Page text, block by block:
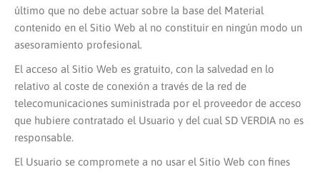
último que no debe actuar sobre la base del Material
contenido en el Sitio Web al no constituir en ningún modo un
asesoramiento profesional.
El acceso al Sitio Web es gratuito, con la salvedad en lo
relativo al coste de conexión a través de la red de
telecomunicaciones suministrada por el proveedor de acceso
que hubiere contratado el Usuario y del cual SD VERDIA no es
responsable.
El Usuario se compromete a no usar el Sitio Web con fines